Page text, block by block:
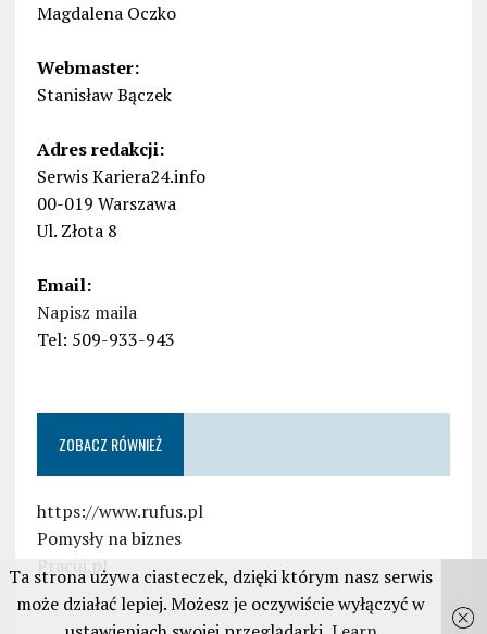
Magdalena Oczko
Webmaster:
Stanisław Bączek
Adres redakcji:
Serwis Kariera24.info
00-019 Warszawa
Ul. Złota 8
Email:
Napisz maila
Tel: 509-933-943
ZOBACZ RÓWNIEŻ
https://www.rufus.pl
Pomysły na biznes
Pracuj.pl
Ta strona używa ciasteczek, dzięki którym nasz serwis
może działać lepiej. Możesz je oczywiście wyłączyć w